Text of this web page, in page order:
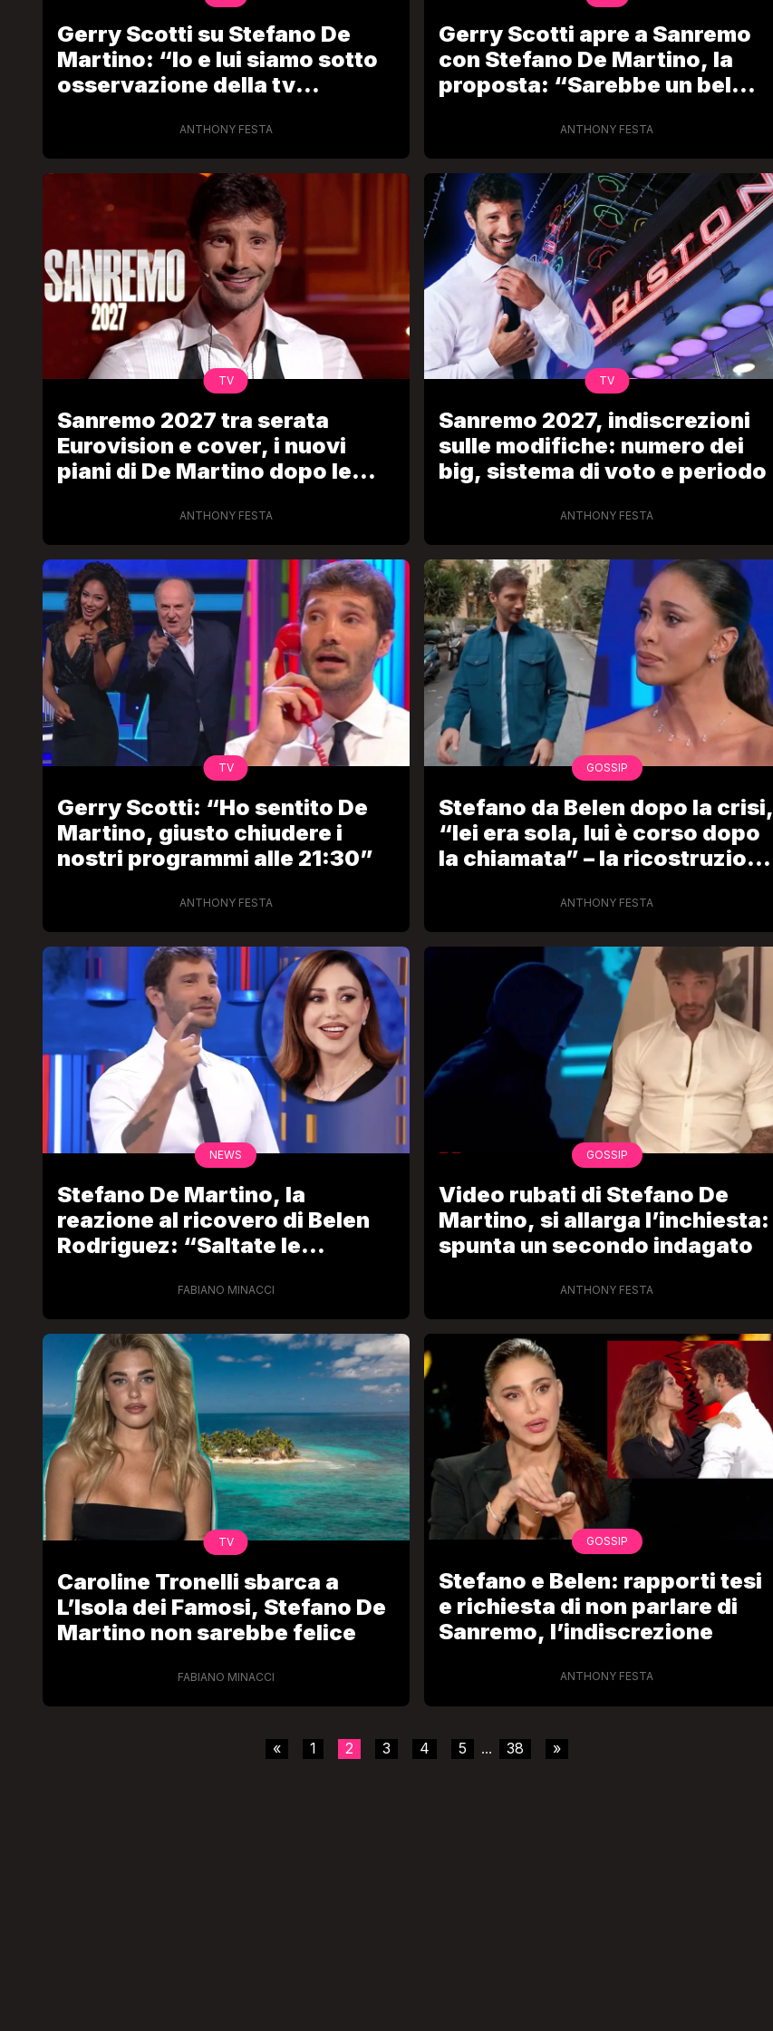
Gerry Scotti su Stefano De
Martino: “Io e lui siamo sotto
osservazione della tv
ANTHONY FESTA
Gerry Scotti apre a Sanremo
con Stefano De Martino, la
proposta: “Sarebbe un bel
ANTHONY FESTA
TV
Sanremo 2027 tra serata
Eurovision e cover, i nuovi
piani di De Martino dopo le
ANTHONY FESTA
TV
Sanremo 2027, indiscrezioni
sulle modifiche: numero dei
big, sistema di voto e periodo
ANTHONY FESTA
TV
Gerry Scotti: “Ho sentito De
Martino, giusto chiudere i
nostri programmi alle 21:30”
ANTHONY FESTA
GOSSIP
Stefano da Belen dopo la crisi,
“lei era sola, lui è corso dopo
la chiamata” – la ricostruzione
ANTHONY FESTA
NEWS
Stefano De Martino, la
reazione al ricovero di Belen
Rodriguez: “Saltate le
FABIANO MINACCI
GOSSIP
Video rubati di Stefano De
Martino, si allarga l’inchiesta:
spunta un secondo indagato
ANTHONY FESTA
TV
Caroline Tronelli sbarca a
L’Isola dei Famosi, Stefano De
Martino non sarebbe felice
FABIANO MINACCI
GOSSIP
Stefano e Belen: rapporti tesi
e richiesta di non parlare di
Sanremo, l’indiscrezione
ANTHONY FESTA
« 1 2 3 4 5 ... 38 »
LGBT
Bambola Star, la festa di
compleanno con tutte le grandi
dive compie 15 anni: il video
completo
FABIANO MINACCI
VIRAL
Camilla Milanesi lascia tutto:
“Addio cike mie, siete state una
grande famiglia per me”
FABIANO MINACCI